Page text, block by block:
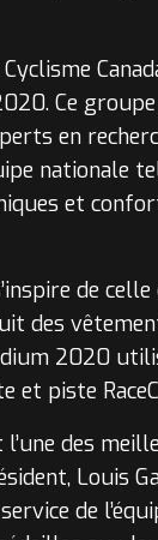
Ce
en
et
de
des
2020
piste
des
Louis
de